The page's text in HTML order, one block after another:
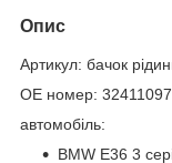
Опис
Артикул: бачок
OE номер:
автомобіль:
BMW E36 3